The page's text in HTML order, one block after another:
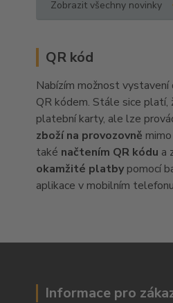
Zobrazit všechny novinky
QR kód
Nabízím možnost vystavení
QR kódem. Stále sice platí,
platební karty, ale lze
zboží na provozovně
také načtením QR kódu a
okamžité platby pomocí
aplikace v mobilním
Informace pro